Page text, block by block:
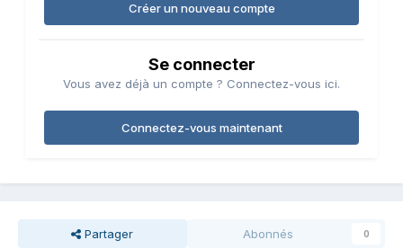
Créer un nouveau compte
Se connecter
Vous avez déjà un compte ? Connectez-vous ici.
Connectez-vous maintenant
Partager Abonnés 0